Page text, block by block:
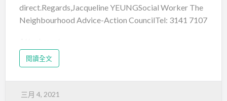
direct.Regards,Jacqueline YEUNGSocial Worker The
Neighbourhood Advice-Action CouncilTel: 3141 7107
閱讀全文
三月 4, 2021